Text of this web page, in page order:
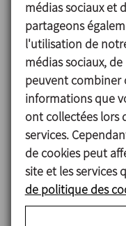
Une vision
médias sociaux et
partageons
l'utilisation de
médias sociaux,
peuvent combiner
informations que
ont collectées lors
services.
de cookies peut
site et les services
de politique des